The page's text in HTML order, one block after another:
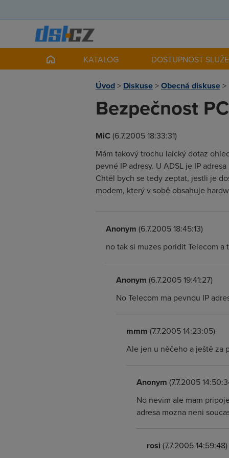
KATALOG DOSTUPNOST
Úvod> Diskuse>Obecná diskuse>
Bezpečnost
MiC(6.7.2005 18:33:31)
Mám takový trochu laický dotaz
pevné IP adresy. U ADSL je IP
Chtěl bych se tedy zeptat, jestli je
modem, který v sobě obsahuje
Anonym (6.7.2005 18:45:13)
no tak si muzes poridit Telecom a
Anonym (6.7.2005 19:41:27)
No Telecom ma pevnou IP
mmm (7.7.2005 14:23:05)
Ale jen u něčeho a ještě za
Anonym (7.7.2005
No nevim ale mam
adresa mozna neni
rosi (7.7.2005 14:59:48)